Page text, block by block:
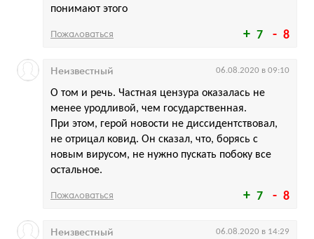
7 8
понимают этого
Пожаловаться
7 8
О том и речь. Частная цензура оказалась не
менее уродливой, чем государственная.
При этом, герой новости не диссидентствовал,
не отрицал ковид. Он сказал, что, борясь с
новым вирусом, не нужно пускать побоку все
остальное.
Неизвестный 06.08.2020 в 09:10
Пожаловаться
Неизвестный 06.08.2020 в 14:29